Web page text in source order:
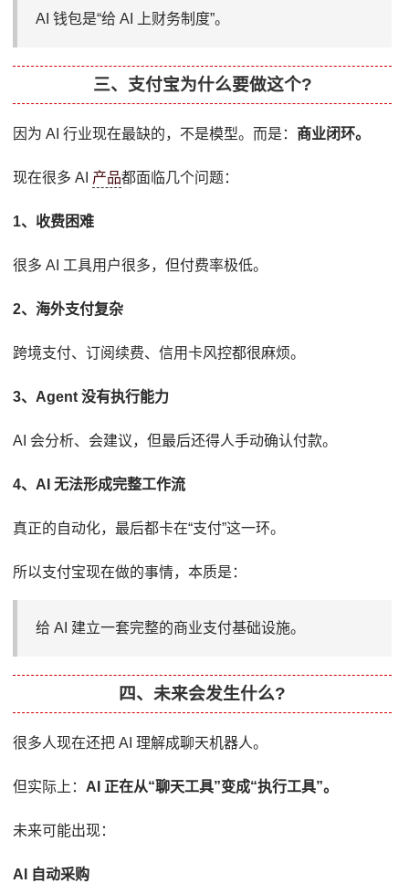
AI 钱包是“给 AI 上财务制度”。
三、支付宝为什么要做这个?
因为 AI 行业现在最缺的，不是模型。而是： 商业闭环。
现在很多 AI 产品都面临几个问题：
1、收费困难
很多 AI 工具用户很多，但付费率极低。
2、海外支付复杂
跨境支付、订阅续费、信用卡风控都很麻烦。
3、Agent 没有执行能力
AI 会分析、会建议，但最后还得人手动确认付款。
4、AI 无法形成完整工作流
真正的自动化，最后都卡在“支付”这一环。
所以支付宝现在做的事情，本质是：
给 AI 建立一套完整的商业支付基础设施。
四、未来会发生什么?
很多人现在还把 AI 理解成聊天机器人。
但实际上： AI 正在从“聊天工具”变成“执行工具”。
未来可能出现：
AI 自动采购